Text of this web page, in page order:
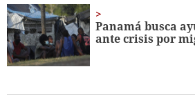
Panamá busca
ante crisis por